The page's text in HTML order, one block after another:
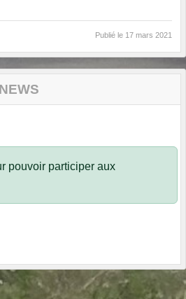
Publié le 17 mars 2021
pouvoir participer aux